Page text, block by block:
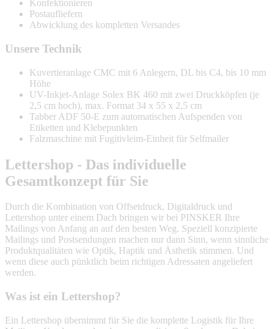
Konfektionieren
Postaufliefern
Abwicklung des kompletten Versandes
Unsere Technik
Kuvertieranlage CMC mit 6 Anlegern, DL bis C4, bis 10 mm
Höhe
UV-Inkjet-Anlage Solex BK 460 mit zwei Druckköpfen (je
2,5 cm hoch), max. Format 34 x 55 x 2,5 cm
Tabber ADF 50-E zum automatischen Aufspenden von
Etiketten und Klebepunkten
Falzmaschine mit Fugitivleim-Einheit für Selfmailer
Lettershop - Das individuelle
Gesamtkonzept für Sie
Durch die Kombination von Offsetdruck, Digitaldruck und
Lettershop unter einem Dach bringen wir bei PINSKER Ihre
Mailings von Anfang an auf den besten Weg. Speziell konzipierte
Mailings und Postsendungen machen nur dann Sinn, wenn sinnliche
Produktqualitäten wie Optik, Haptik und Ästhetik stimmen. Und
wenn diese auch pünktlich beim richtigen Adressaten angeliefert
werden.
Was ist ein Lettershop?
Ein Lettershop übernimmt für Sie die komplette Logistik für Ihre